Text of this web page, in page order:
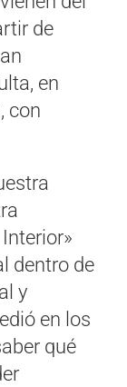
de
en
con
dentro de
y
en los
qué